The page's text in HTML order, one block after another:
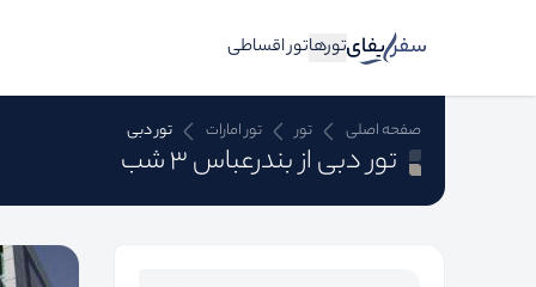
تورهاتور اقساطی
صفحه اصلی تور تور امارات تور دبی
تور دبی از بندرعباس 3 شب